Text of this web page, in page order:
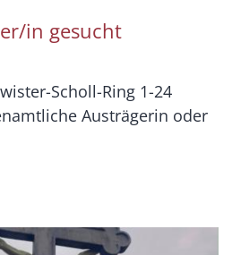
in gesucht
Scholl-Ring 1-24
Austrägerin oder